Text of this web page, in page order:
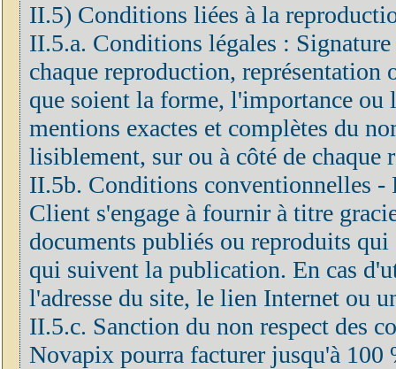
II.5) Conditions liées à la
II.5.a. Conditions légales :
chaque reproduction,
que soient la forme, l'importance
mentions exactes et complètes du
lisiblement, sur ou à côté de chaque
II.5b. Conditions conventionnelles
Client s'engage à fournir à titre
documents publiés ou reproduits
qui suivent la publication. En cas
l'adresse du site, le lien Internet ou
II.5.c. Sanction du non respect des
Novapix pourra facturer jusqu'à 100